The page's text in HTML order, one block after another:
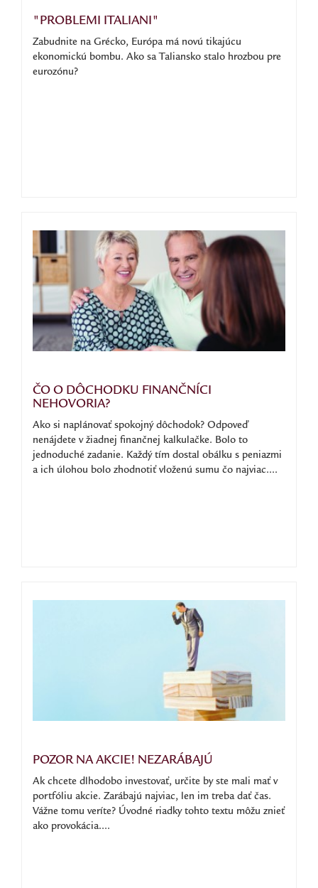
"PROBLEMI ITALIANI"
Zabudnite na Grécko, Európa má novú tikajúcu
ekonomickú bombu. Ako sa Taliansko stalo hrozbou pre
eurozónu?
ČO O DÔCHODKU FINANČNÍCI
NEHOVORIA?
Ako si naplánovať spokojný dôchodok? Odpoveď
nenájdete v žiadnej finančnej kalkulačke. Bolo to
jednoduché zadanie. Každý tím dostal obálku s peniazmi
a ich úlohou bolo zhodnotiť vloženú sumu čo najviac....
POZOR NA AKCIE! NEZARÁBAJÚ
Ak chcete dlhodobo investovať, určite by ste mali mať v
portfóliu akcie. Zarábajú najviac, len im treba dať čas.
Vážne tomu veríte? Úvodné riadky tohto textu môžu znieť
ako provokácia....